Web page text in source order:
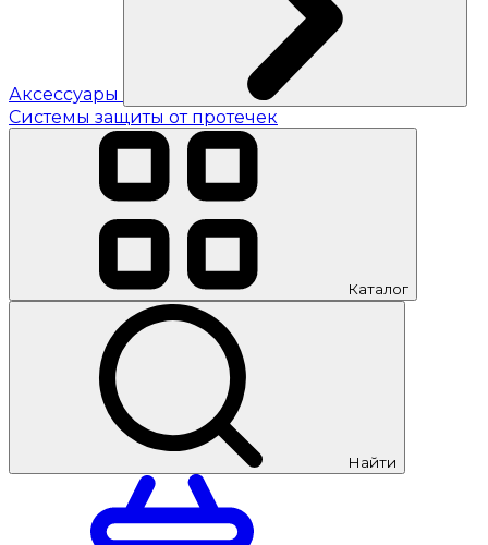
Аксессуары
Системы защиты от протечек
Каталог
Найти